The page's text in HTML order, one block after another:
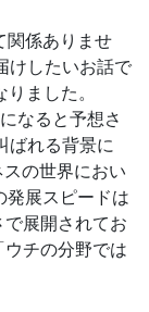
関係ありませ
けしたいお話で
ました。
なると予想さ
ばれる背景に
の世界におい
発展スピードは
展開されてお
チの分野では